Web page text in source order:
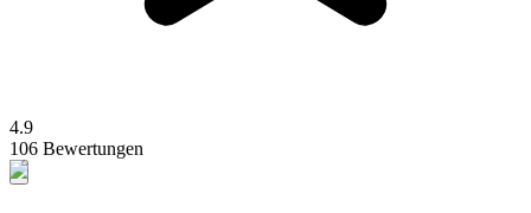
4.9
106 Bewertungen